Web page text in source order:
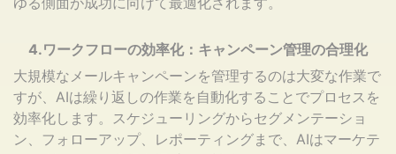
4.ワークフローの効率化：キャンペーン管理の合理化
大規模なメールキャンペーンを管理するのは大変な作業で
すが、AIは繰り返しの作業を自動化することでプロセスを
効率化します。スケジューリングからセグメンテーショ
ン、フォローアップ、レポーティングまで、AIはマーケテ